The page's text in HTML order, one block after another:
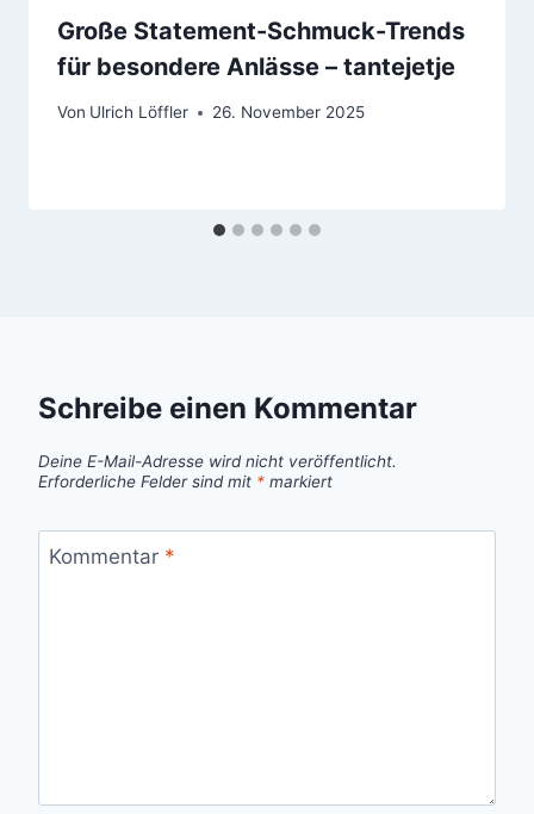
Große Statement-Schmuck-Trends
für besondere Anlässe – tantejetje
Von Ulrich Löffler 26. November 2025
Schreibe einen Kommentar
Deine E-Mail-Adresse wird nicht veröffentlicht.
Erforderliche Felder sind mit * markiert
Kommentar *